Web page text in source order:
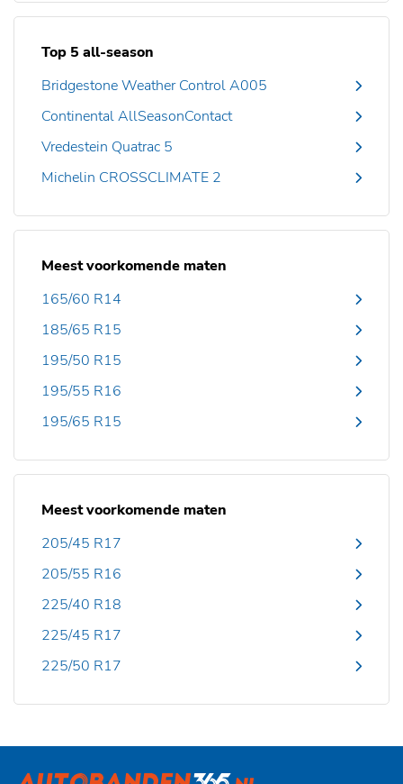
Top 5 all-season
Bridgestone Weather Control A005
Continental AllSeasonContact
Vredestein Quatrac 5
Michelin CROSSCLIMATE 2
Meest voorkomende maten
165/60 R14
185/65 R15
195/50 R15
195/55 R16
195/65 R15
Meest voorkomende maten
205/45 R17
205/55 R16
225/40 R18
225/45 R17
225/50 R17